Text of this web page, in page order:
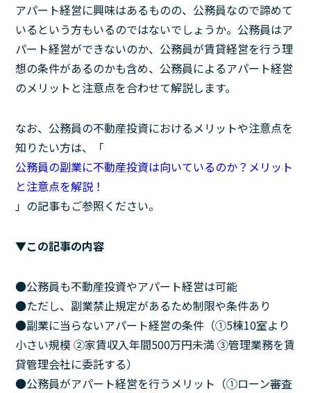
アパート経営に興味はあるものの、公務員なので諦めて
いるという方もいるのではないでしょうか。公務員はア
パート経営ができないのか、公務員が賃貸経営を行う理
想の条件があるのかも含め、公務員によるアパート経営
のメリットと注意点を合わせて解説します。
なお、公務員の不動産投資におけるメリットや注意点を
知りたい方は、「
公務員の副業に不動産投資は向いているのか？メリット
と注意点を解説！
」の記事もご参照ください。
▼この記事の内容
●公務員も不動産投資やアパート経営は可能
●ただし、副業禁止規定があるため制限や条件あり
●副業に当らないアパート経営の条件（①5棟10室より
小さい規模 ②家賃収入年間500万円未満 ③管理業務を賃
貸管理会社に委託する）
●公務員がアパート経営を行うメリット（①ローン審査